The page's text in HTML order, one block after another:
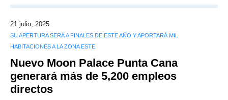
21 julio, 2025
SU APERTURA SERÁ A FINALES DE ESTE AÑO Y APORTARÁ MIL
HABITACIONES A LA ZONA ESTE
Nuevo Moon Palace Punta Cana
generará más de 5,200 empleos
directos